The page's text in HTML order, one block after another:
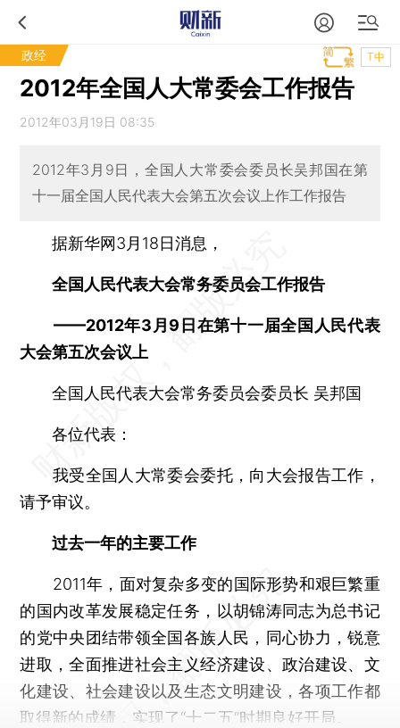
政经 T中
2012年全国人大常委会工作报告
2012年03月19日 08:35
2012年3月9日，全国人大常委会委员长吴邦国在第
十一届全国人民代表大会第五次会议上作工作报告
据新华网3月18日消息，
全国人民代表大会常务委员会工作报告
——2012年3月9日在第十一届全国人民代表
大会第五次会议上
全国人民代表大会常务委员会委员长 吴邦国
各位代表：
我受全国人大常委会委托，向大会报告工作，
请予审议。
过去一年的主要工作
2011年，面对复杂多变的国际形势和艰巨繁重
的国内改革发展稳定任务，以胡锦涛同志为总书记
的党中央团结带领全国各族人民，同心协力，锐意
进取，全面推进社会主义经济建设、政治建设、文
化建设、社会建设以及生态文明建设，各项工作都
取得新的成绩，实现了“十二五”时期良好开局。